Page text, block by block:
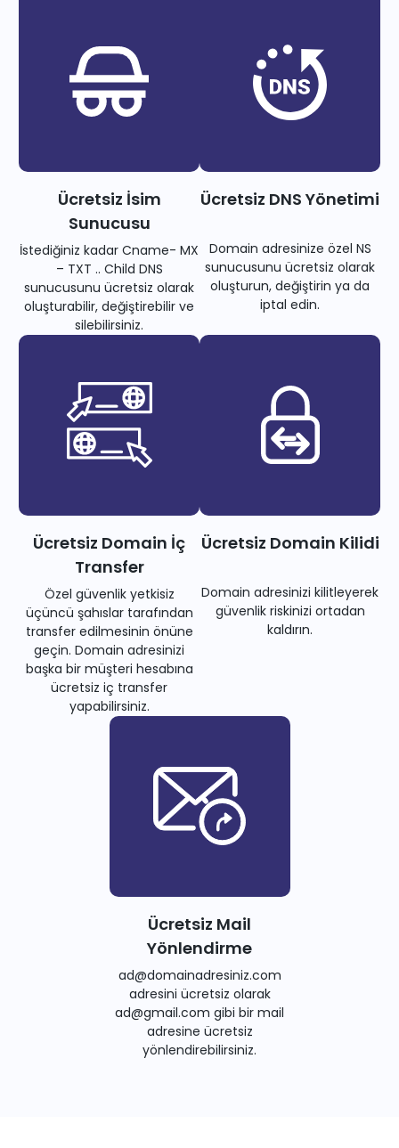
Ücretsiz İsim
Sunucusu
İstediğiniz kadar Cname- MX
– TXT .. Child DNS
sunucusunu ücretsiz olarak
oluşturabilir, değiştirebilir ve
silebilirsiniz.
Ücretsiz DNS Yönetimi
Domain adresinize özel NS
sunucusunu ücretsiz olarak
oluşturun, değiştirin ya da
iptal edin.
Ücretsiz Domain İç
Transfer
Özel güvenlik yetkisiz
üçüncü şahıslar tarafından
transfer edilmesinin önüne
geçin. Domain adresinizi
başka bir müşteri hesabına
ücretsiz iç transfer
yapabilirsiniz.
Ücretsiz Domain Kilidi
Domain adresinizi kilitleyerek
güvenlik riskinizi ortadan
kaldırın.
Ücretsiz Mail
Yönlendirme
ad@domainadresiniz.com
adresini ücretsiz olarak
ad@gmail.com gibi bir mail
adresine ücretsiz
yönlendirebilirsiniz.